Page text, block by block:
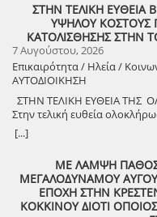
ΣΤΗΝ ΤΕΛΙΚΗ ΕΥΘΕΙΑ
ΥΨΗΛΟΥ ΚΟΣΤΟΥΣ
ΚΑΤΟΛΙΣΘΗΣΗΣ ΣΤΗΝ
7 Αυγούστου, 2026
Επικαιρότητα / Ηλεία /
ΑΥΤΟΔΙΟΙΚΗΣΗ
ΣΤΗΝ ΤΕΛΙΚΗ ΕΥΘΕΙΑ ΤΗΣ
Στην τελική ευθεία
αποκατάστασης της
προϋπολογισμού 1,25
Λέντζας, μαζί με κλιμάκιο
της δημοτικής αρχής,
άμεσα και αυστηρά εντός
χρηματοδοτείται από το
[...]
ΜΕ ΛΑΜΨΗ
ΜΕΓΑΛΟΔΥΝΑΜΟΥ
ΕΠΟΧΗ ΣΤΗΝ
ΚΟΚΚΙΝΟΥ ΔΙΟΤΙ